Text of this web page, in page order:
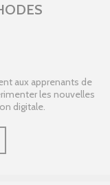
aux apprenants de
les nouvelles
digitale.